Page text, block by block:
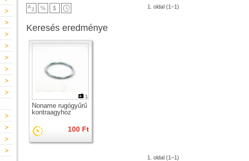
1. oldal (1–1)
Keresés eredménye
1
Noname rugógyűrű
kontraagyhoz
100 Ft
1. oldal (1–1)